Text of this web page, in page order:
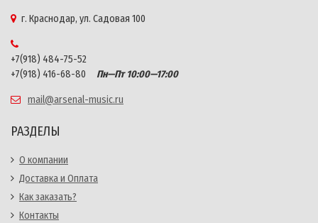
г. Краснодар, ул. Садовая 100
+7(918) 484-75-52
+7(918) 416-68-80
Пн—Пт 10:00—17:00
mail@arsenal-music.ru
РАЗДЕЛЫ
О компании
Доставка и Оплата
Как заказать?
Контакты